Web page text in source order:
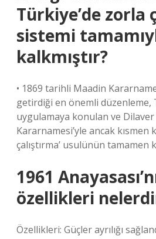
Türkiye’de zorla
sistemi
kalkmıştır?
• 1869 tarihli Maadin
getirdiği en önemli düzenleme,
uygulamaya konulan ve Dilaver
Kararnamesi’yle ancak kısmen
çalıştırma’ usulünün tamamen
1961
özellikleri
Özellikleri: Güçler ayrılığı